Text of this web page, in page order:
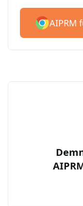
AIPRM